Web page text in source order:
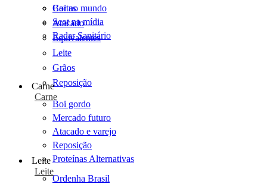
Cartas
Scot na mídia
Radar Sanitário
Boi no mundo
Atacado
Equivalentes
Leite
Grãos
Reposição
Carne
Carne
Boi gordo
Mercado futuro
Atacado e varejo
Reposição
Proteínas Alternativas
Leite
Leite
Ordenha Brasil